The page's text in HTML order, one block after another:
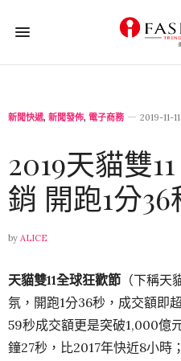
新聞快遞, 新聞發佈, 電子商務 2019-11-11
2019天貓雙
銷 開跑1分
by ALICE
天貓雙11全球狂歡節 （下稱
氛，開跑1分36秒，成交額即
59秒成交額更是突破1,000億
鐘27秒，比2017年快近8小時